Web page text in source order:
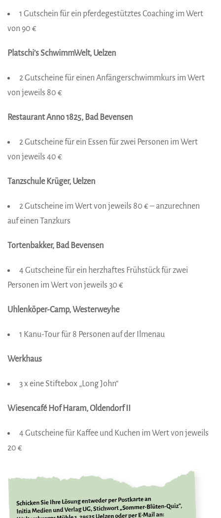
1 Gutschein für ein pferdegestütztes Coaching im Wert
von 90 €
Platschi’s SchwimmWelt, Uelzen
2 Gutscheine für einen Anfängerschwimmkurs im Wert
von ­jeweils 80 €
Restaurant Anno 1825, Bad Bevensen
2 Gutscheine für ein Essen für zwei Personen im Wert
von ­jeweils 40 €
Tanzschule Krüger, Uelzen
2 Gutscheine im Wert von jeweils 80 € – anzurechnen
auf ­einen Tanzkurs
Tortenbakker, Bad Bevensen
4 Gutscheine für ein herzhaftes Frühstück für zwei
Personen im Wert von jeweils 30 €
Uhlenköper-Camp, Westerweyhe
1 Kanu-Tour für 8 Personen auf der Ilmenau
Werkhaus
3 x eine Stiftebox „Long John“
Wiesencafé Hof Haram, Oldendorf II
4 Gutscheine für Kaffee und Kuchen im Wert von jeweils
20 €